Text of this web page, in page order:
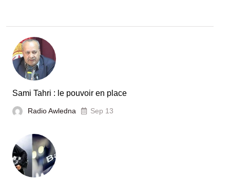
Sami Tahri : le pouvoir en place
Radio Awledna Sep 13